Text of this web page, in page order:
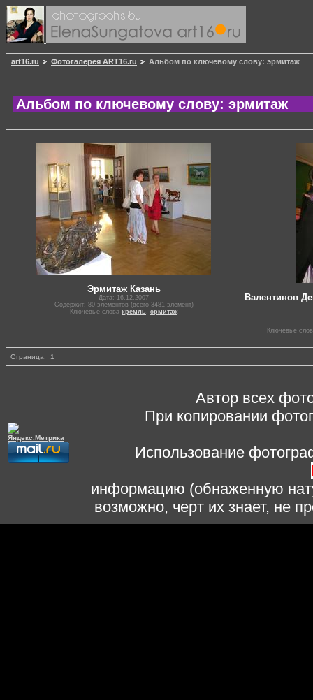
art16.ru Фотогалерея ART16.ru Альбом по ключевому слову: эрмитаж
Альбом по ключевому слову: эрмитаж
Эрмитаж Казань
Дата: 16.12.2007
Содержит: 80 элементов (всего 3481 элемент)
Ключевые слова кремль , эрмитаж
Валентинов
Ключевые
Страница: 1
Автор всех
При копировании
Использование
информацию (обнаженную
возможно, черт их знает, не